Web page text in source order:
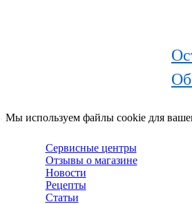
Мы используем файлы cookie для
Сервисные центры
Отзывы о магазине
Новости
Рецепты
Статьи